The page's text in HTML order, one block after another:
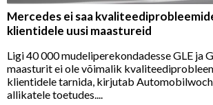
Mercedes ei saa
klientidele uusi maastureid
Ligi 40 000 mudeliperekondadesse GLE ja
maasturit ei ole võimalik
klientidele tarnida, kirjutab
allikatele toetudes....